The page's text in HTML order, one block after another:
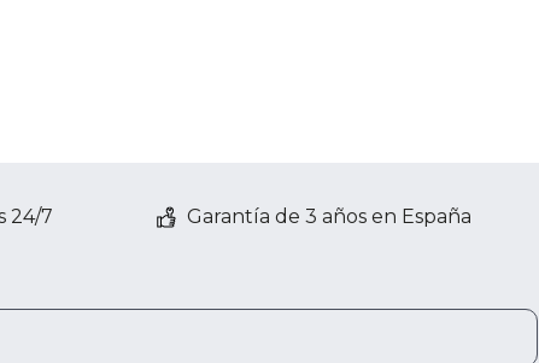
24/7 Garantía de 3 años en España